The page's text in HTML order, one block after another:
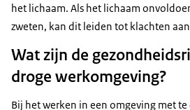
het lichaam. Als het lichaam
zweten, kan dit leiden tot klachten
Wat zijn de
droge werkomgeving?
Bij het werken in een omgeving met